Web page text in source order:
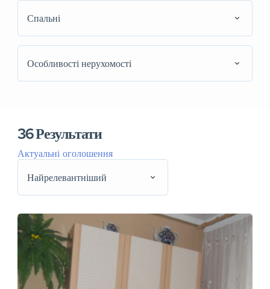
Спальні
Особливості нерухомості
36Результати
Актуальні оголошення
Найрелевантніший